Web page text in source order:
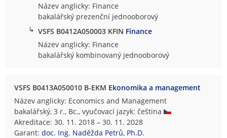
Název anglicky: Finance
bakalářský prezenční jednooborový
↳ VSFS B0412A050003 KFIN Finance
Název anglicky: Finance
bakalářský kombinovaný jednooborový
VSFS B0413A050010 B-EKM Ekonomika a management
Název anglicky: Economics and Management
bakalářský, 3 r., Bc., vyučovací jazyk: čeština
Akreditace: 30. 11. 2018 – 30. 11. 2028
Garant:doc. Ing. Naděžda Petrů, Ph.D.